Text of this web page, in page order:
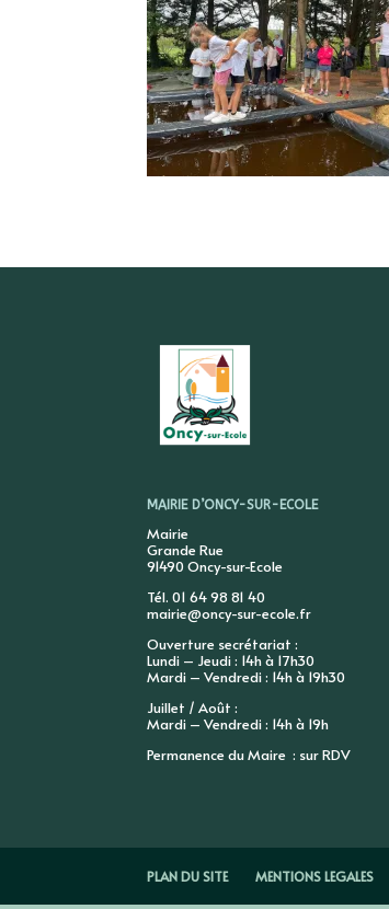
MAIRIE D’ONCY-SUR-ECOLE
Mairie
Grande Rue
91490 Oncy-sur-Ecole
Tél. 01 64 98 81 40
mairie@oncy-sur-ecole.fr
Ouverture secrétariat :
Lundi – Jeudi : 14h à 17h30
Mardi – Vendredi : 14h à 19h30
Juillet / Août :
Mardi – Vendredi : 14h à 19h
Permanence du Maire : sur RDV
PLAN DU SITE MENTIONS LEGALES